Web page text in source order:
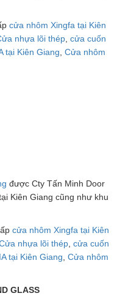
cửa nhôm Xingfa tại Kiên
nhựa lõi thép cửa cuốn
tại Kiên Giang Cửa nhôm
được Cty Tấn Minh Door
Kiên Giang cũng như khu
cửa nhôm Xingfa tại Kiên
nhựa lõi thép cửa cuốn
tại Kiên Giang Cửa nhôm
GLASS